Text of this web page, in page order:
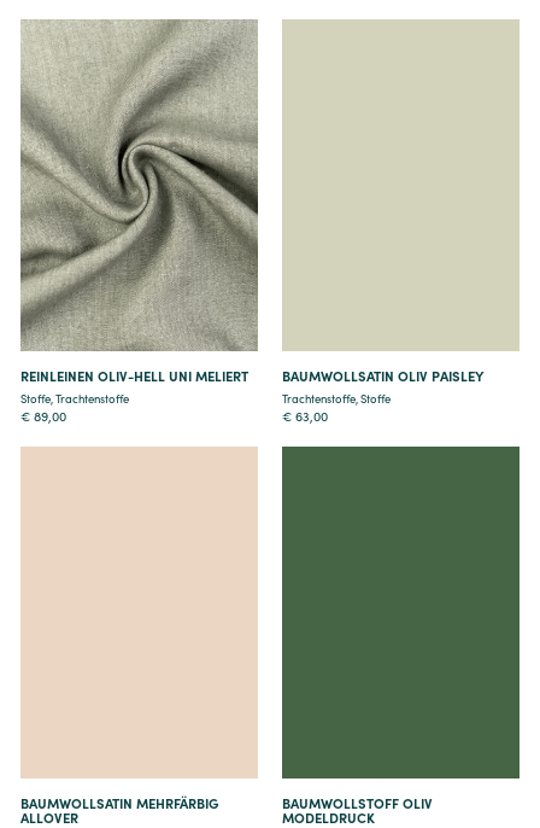
Details
REINLEINEN OLIV-HELL UNI MELIERT
Stoffe,Trachtenstoffe
€89,00
BAUMWOLLSATIN OLIV PAISLEY
Trachtenstoffe,Stoffe
€ 63,00
BAUMWOLLSATIN MEHRFÄRBIG
ALLOVER
BAUMWOLLSTOFF OLIV
MODELDRUCK